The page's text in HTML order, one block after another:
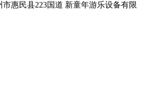
惠民县223国道 新童年游乐设备有限